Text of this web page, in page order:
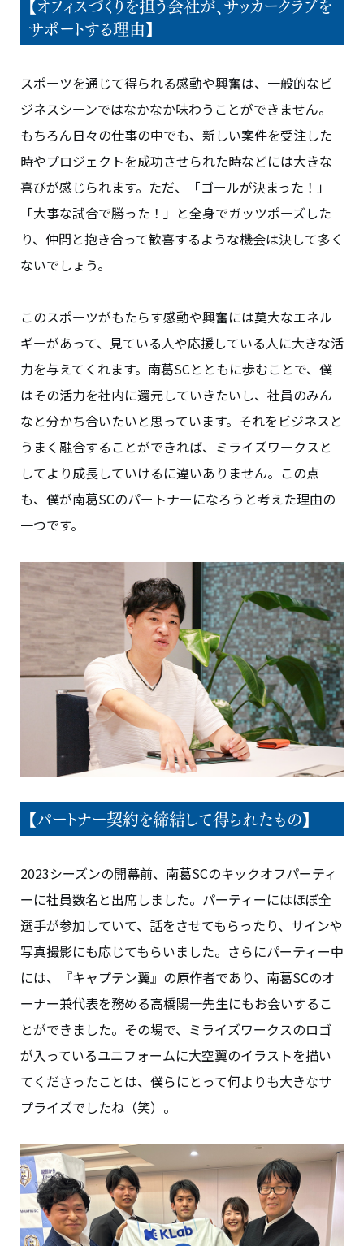
【オフィスづくりを担う会社が、サッカークラブを
サポートする理由】
スポーツを通じて得られる感動や興奮は、一般的なビ
ジネスシーンではなかなか味わうことができません。
もちろん日々の仕事の中でも、新しい案件を受注した
時やプロジェクトを成功させられた時などには大きな
喜びが感じられます。ただ、「ゴールが決まった！」
「大事な試合で勝った！」と全身でガッツポーズした
り、仲間と抱き合って歓喜するような機会は決して多く
ないでしょう。
このスポーツがもたらす感動や興奮には莫大なエネル
ギーがあって、見ている人や応援している人に大きな活
力を与えてくれます。南葛SCとともに歩むことで、僕
はその活力を社内に還元していきたいし、社員のみん
なと分かち合いたいと思っています。それをビジネスと
うまく融合することができれば、ミライズワークスと
してより成長していけるに違いありません。この点
も、僕が南葛SCのパートナーになろうと考えた理由の
一つです。
【パートナー契約を締結して得られたもの】
2023シーズンの開幕前、南葛SCのキックオフパーティ
ーに社員数名と出席しました。パーティーにはほぼ全
選手が参加していて、話をさせてもらったり、サインや
写真撮影にも応じてもらいました。さらにパーティー中
には、『キャプテン翼』の原作者であり、南葛SCのオ
ーナー兼代表を務める高橋陽一先生にもお会いするこ
とができました。その場で、ミライズワークスのロゴ
が入っているユニフォームに大空翼のイラストを描い
てくださったことは、僕らにとって何よりも大きなサ
プライズでしたね（笑）。